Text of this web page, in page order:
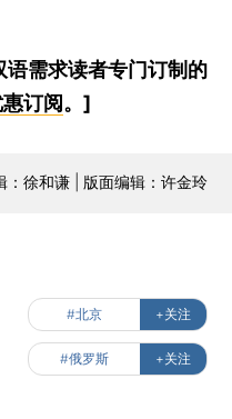
需求读者专门订制的
订阅 。]
：徐和谦 | 版面编辑：许金玲
#北京 +关注
#俄罗斯 +关注